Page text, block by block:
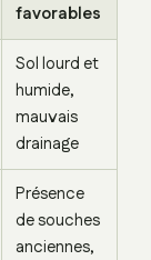
favorables
Sol lourd et
humide,
mauvais
drainage
Présence
de souches
anciennes,